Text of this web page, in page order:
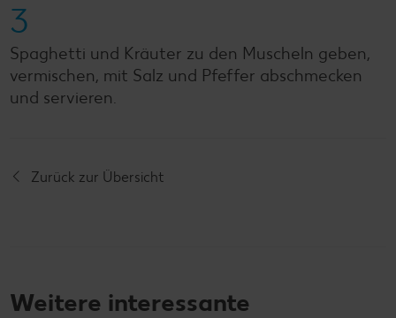
3
Spaghetti und Kräuter zu den Muscheln geben,
vermischen, mit Salz und Pfeffer abschmecken
und servieren.
Zurück zur Übersicht
Weitere interessante